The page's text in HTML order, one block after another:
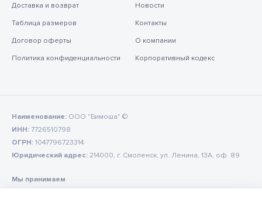
Доставка и возврат
Таблица размеров
Договор оферты
Политика конфиденциальности
Новости
Контакты
О компании
Корпоративный кодекс
Наименование: ООО "Бимоша" ©
ИНН: 7726510798
ОГРН: 1047796723314
Юридический адрес: 214000, г. Смоленск, ул. Ленина, 13А, оф. 89
Мы принимаем